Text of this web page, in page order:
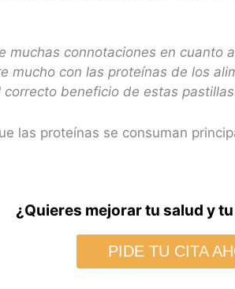
muchas connotaciones en cuanto
mucho con las proteínas de los
beneficio de estas
las proteínas se consuman
¿Quieres mejorar tu salud y
PIDE TU CITA